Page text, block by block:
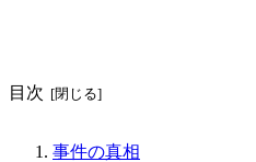
目次
事件の真相